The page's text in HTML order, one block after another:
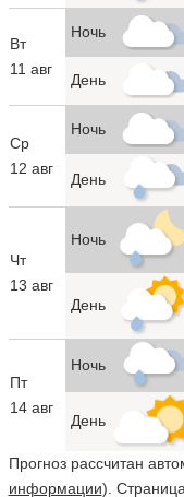
Вт
11 авг
Ночь
День
Ср
12 авг
Ночь
День
Чт
13 авг
Ночь
День
Пт
14 авг
Ночь
День
Прогноз рассчитан
информации).